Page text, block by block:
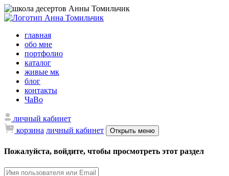
главная
обо мне
портфолио
каталог
живые мк
блог
контакты
ЧаВо
личный кабинет
корзина личный кабинет Открыть меню
Пожалуйста, войдите, чтобы просмотреть этот раздел